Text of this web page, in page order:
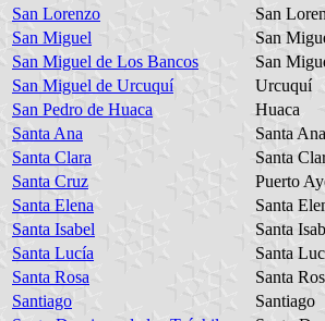
San Lorenzo
San
San Miguel
San
San Miguel de Los Bancos
San
San Miguel de Urcuquí
Urcuquí
San Pedro de Huaca
Huaca
Santa Ana
Santa Ana
Santa Clara
Santa
Santa Cruz
Puerto
Santa Elena
Santa
Santa Isabel
Santa
Santa Lucía
Santa
Santa Rosa
Santa
Santiago
Santiago